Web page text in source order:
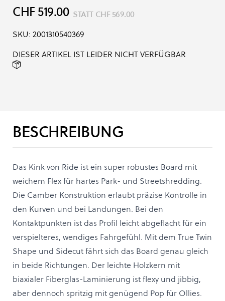
CHF 519.00 STATT CHF 569.00
SKU: 2001310540369
DIESER ARTIKEL IST LEIDER NICHT VERFÜGBAR
BESCHREIBUNG
Das Kink von Ride ist ein super robustes Board mit
weichem Flex für hartes Park- und Streetshredding.
Die Camber Konstruktion erlaubt präzise Kontrolle in
den Kurven und bei Landungen. Bei den
Kontaktpunkten ist das Profil leicht abgeflacht für ein
verspielteres, wendiges Fahrgefühl. Mit dem True Twin
Shape und Sidecut fährt sich das Board genau gleich
in beide Richtungen. Der leichte Holzkern mit
biaxialer Fiberglas-Laminierung ist flexy und jibbig,
aber dennoch spritzig mit genügend Pop für Ollies.